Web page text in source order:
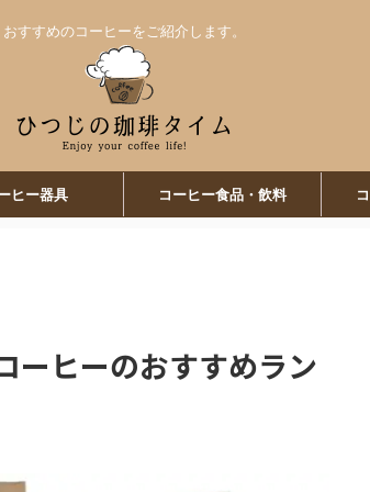
おすすめのコーヒーをご紹介します。
ヒー器具 コーヒー食品・飲料
ーヒーのおすすめラン